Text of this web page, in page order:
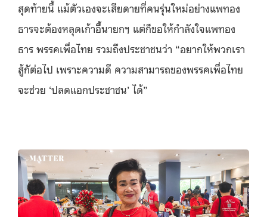
สุดท้ายนี้ แม้ตัวเองจะเสียดายที่คนรุ่นใหม่อย่างแพทอง
ธารจะต้องหลุดเก้าอี้นายกฯ แต่ก็ขอให้กำลังใจแพทอง
ธาร พรรคเพื่อไทย รวมถึงประชาชนว่า “อยากให้พวกเรา
สู้กัต่อไป เพราะความดี ความสามารถของพรรคเพื่อไทย
จะช่วย ‘ปลดแอกประชาชน’ ได้”